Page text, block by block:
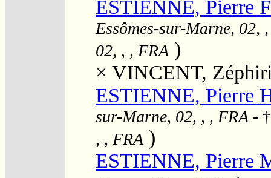
ESTIENNE, Pierre
Essômes-sur-Marne, 02,
02, , , FRA )
× VINCENT,
ESTIENNE, Pierre
sur-Marne, 02, , , FRA -
, , FRA )
ESTIENNE, Pierre